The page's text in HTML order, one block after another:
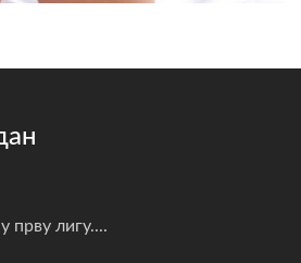
прву лигу....